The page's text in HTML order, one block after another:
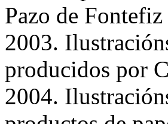
Pazo de
2003.
producidos por
2004.